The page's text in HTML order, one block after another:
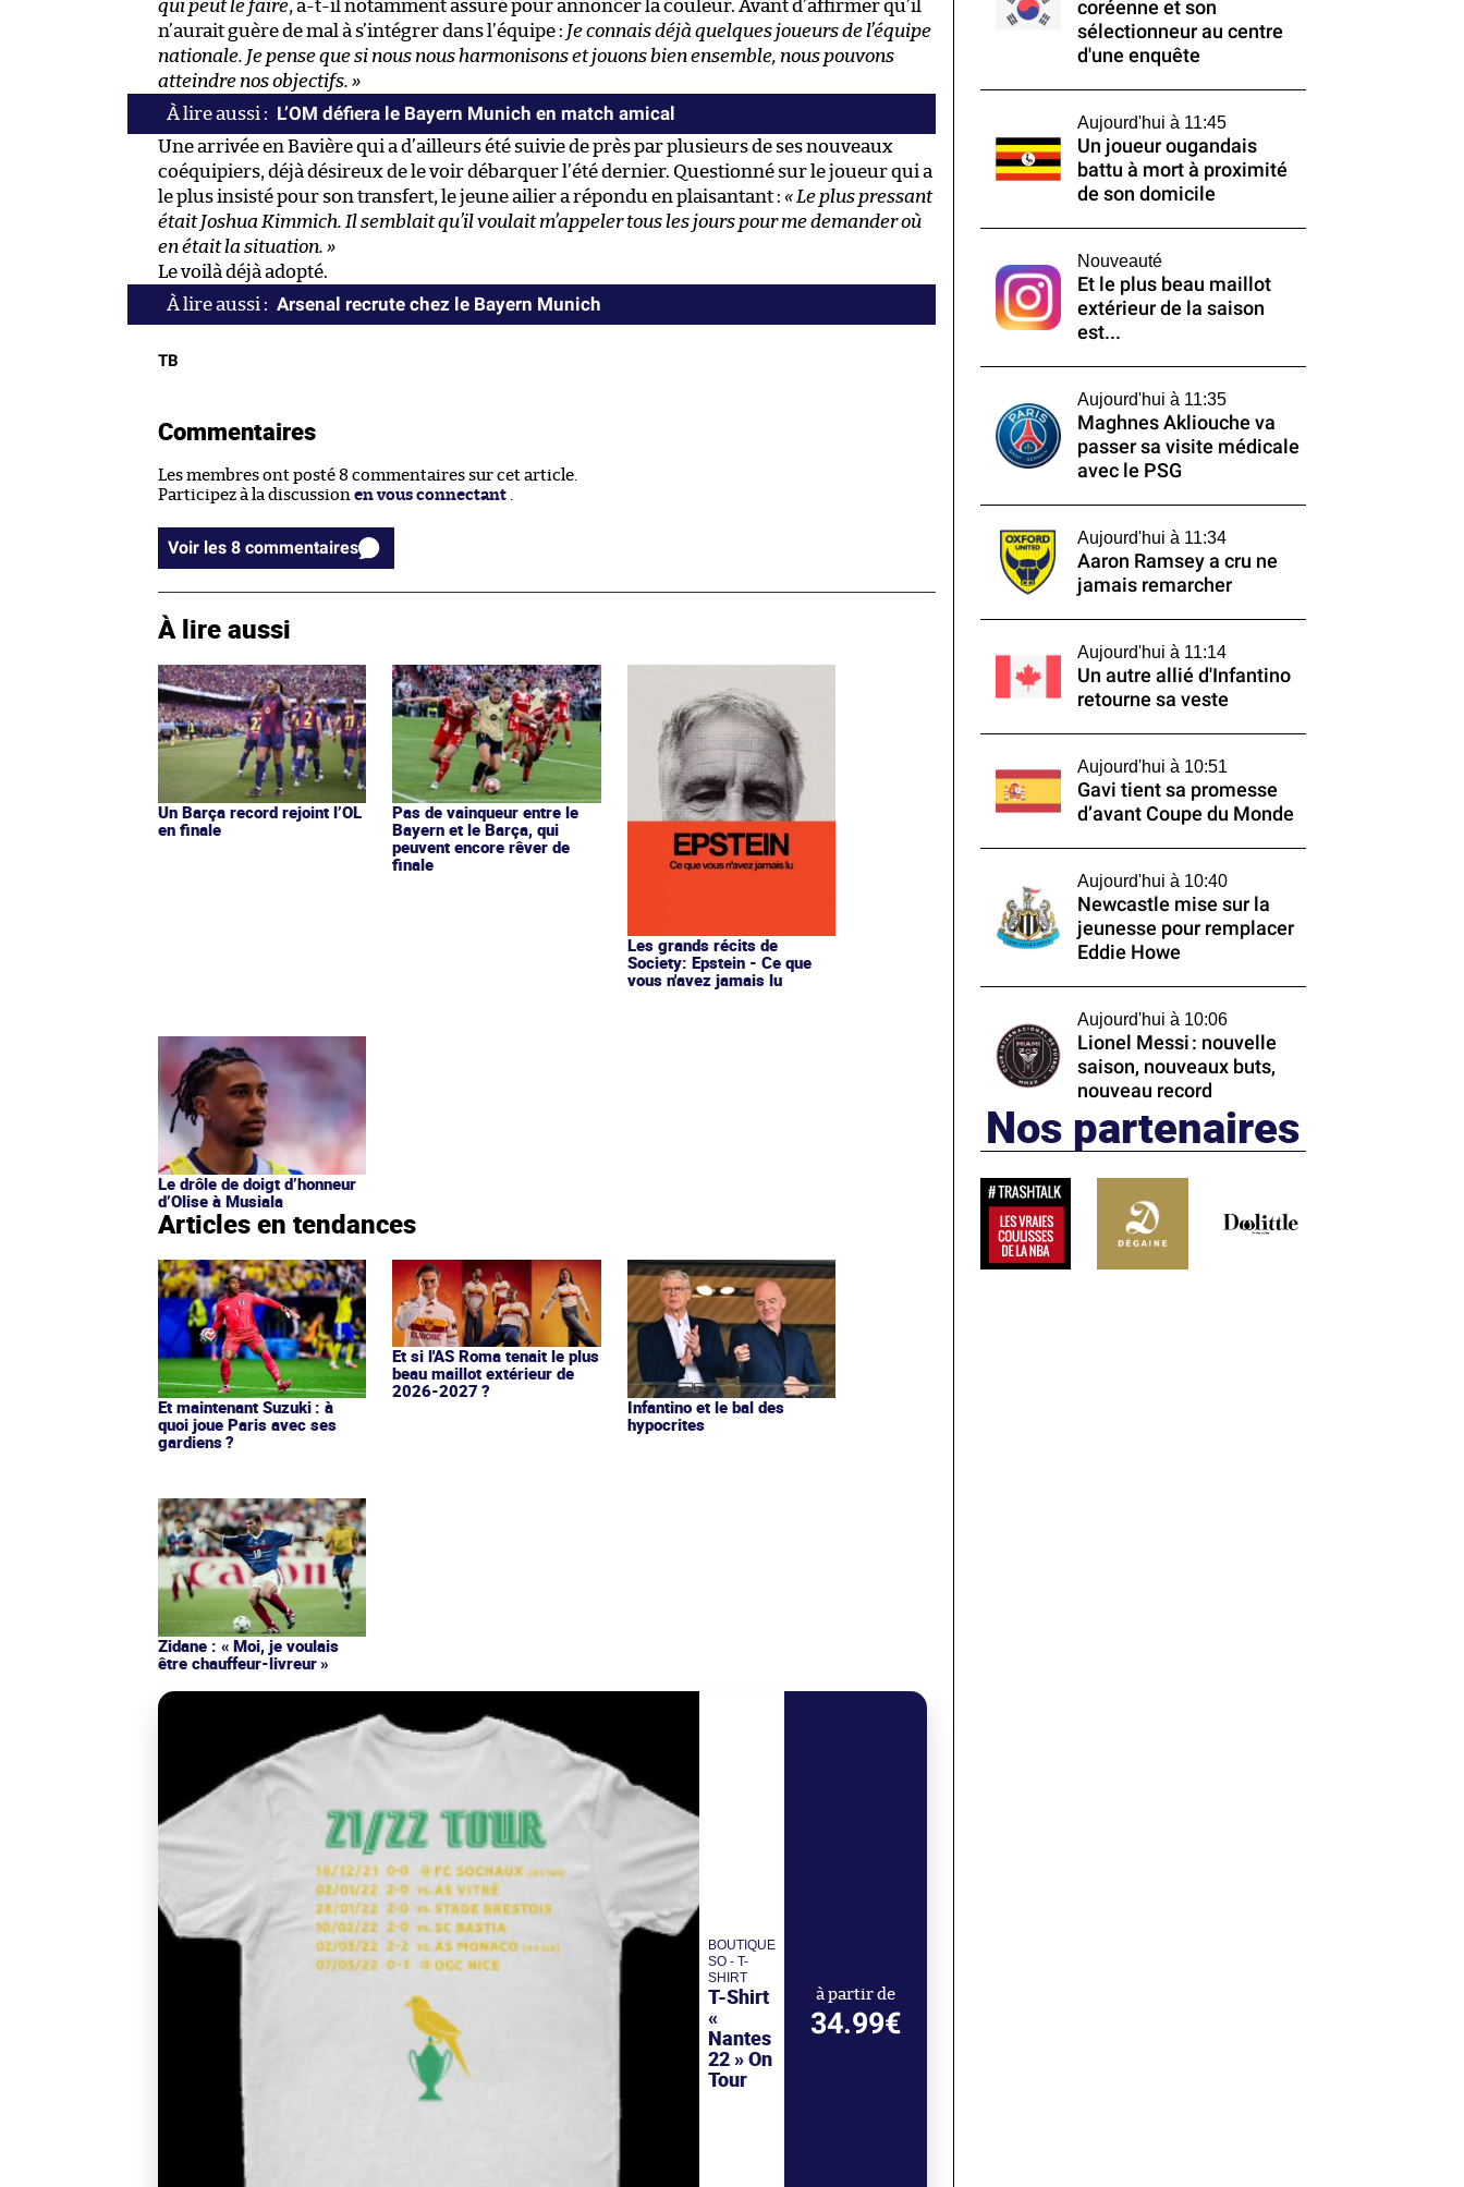
qui peut le faire, a-t-il notamment assuré pour annoncer la couleur. Avant d’affirmer qu’il
n’aurait guère de mal à s’intégrer dans l’équipe : Je connais déjà quelques joueurs de l’équipe
nationale. Je pense que si nous nous harmonisons et jouons bien ensemble, nous pouvons
atteindre nos objectifs. »
L’OM défiera le Bayern Munich en match amical
Une arrivée en Bavière qui a d’ailleurs été suivie de près par plusieurs de ses nouveaux
coéquipiers, déjà désireux de le voir débarquer l’été dernier. Questionné sur le joueur qui a
le plus insisté pour son transfert, le jeune ailier a répondu en plaisantant : « Le plus pressant
était Joshua Kimmich. Il semblait qu’il voulait m’appeler tous les jours pour me demander où
en était la situation. »
Le voilà déjà adopté.
Arsenal recrute chez le Bayern Munich
TB
Commentaires
Les membres ont posté 8 commentaires sur cet article.
Participez à la discussion en vous connectant .
Voir les 8 commentaires
À lire aussi
Un Barça record rejoint l’OL
en finale
Pas de vainqueur entre le
Bayern et le Barça, qui
peuvent encore rêver de
finale
Les grands récits de
Society: Epstein - Ce que
vous n'avez jamais lu
Le drôle de doigt d’honneur
d’Olise à Musiala
Articles en tendances
Et maintenant Suzuki : à
quoi joue Paris avec ses
gardiens ?
Et si l'AS Roma tenait le plus
beau maillot extérieur de
2026-2027 ?
Infantino et le bal des
hypocrites
Zidane : « Moi, je voulais
être chauffeur-livreur »
BOUTIQUE
SO - T-
SHIRT
T-Shirt
«
Nantes
22 » On
Tour
à partir de
34.99€
coréenne et son
sélectionneur au centre
d'une enquête
Aujourd'hui à 11:45
Un joueur ougandais
battu à mort à proximité
de son domicile
Nouveauté
Et le plus beau maillot
extérieur de la saison
est...
Aujourd'hui à 11:35
Maghnes Akliouche va
passer sa visite médicale
avec le PSG
Aujourd'hui à 11:34
Aaron Ramsey a cru ne
jamais remarcher
Aujourd'hui à 11:14
Un autre allié d'Infantino
retourne sa veste
Aujourd'hui à 10:51
Gavi tient sa promesse
d’avant Coupe du Monde
Aujourd'hui à 10:40
Newcastle mise sur la
jeunesse pour remplacer
Eddie Howe
Aujourd'hui à 10:06
Lionel Messi : nouvelle
saison, nouveaux buts,
nouveau record
Nos partenaires